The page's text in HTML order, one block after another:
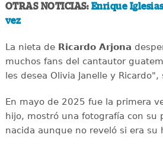
OTRAS NOTICIAS: Enrique
vez
La nieta de Ricardo Arjona
muchos fans del cantautor
les desea Olivia Janelle y
En mayo de 2025 fue la primera
hijo, mostró una fotografía con su
nacida aunque no reveló si era su